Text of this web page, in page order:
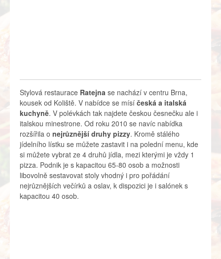
Stylová restaurace Ratejna se nachází v centru Brna,
kousek od Koliště. V nabídce se mísí česká a italská
kuchyně. V polévkách tak najdete českou česnečku ale i
italskou minestrone. Od roku 2010 se navíc nabídka
rozšířila o nejrůznější druhy pizzy. Kromě stálého
jídelního lístku se můžete zastavit i na polední menu, kde
si můžete vybrat ze 4 druhů jídla, mezi kterými je vždy 1
pizza. Podnik je s kapacitou 65-80 osob a možnosti
libovolně sestavovat stoly vhodný i pro pořádání
nejrůznějších večírků a oslav, k dispozici je i salónek s
kapacitou 40 osob.